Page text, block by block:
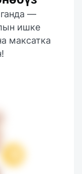
—
ишке
максатка